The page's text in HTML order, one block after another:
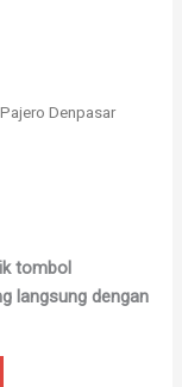
Denpasar
tombol
langsung dengan